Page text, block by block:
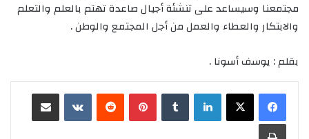
مجتمعنا وسيساعد على تنشئة أجيال صاعدة تهتم بالعلم والتعلم
والابتكار والعطاء والعمل من أجل المجتمع والوطن .
بقلم : يوسف أسونا .
لينكدإن بينتيريست
طباعة